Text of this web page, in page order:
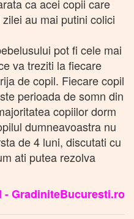
ca acei copii care
au mai putini colici
pot fi cele mai
va treziti la fiecare
de copil. Fiecare copil
perioada de somn din
copiilor dorm
dumneavoastra nu
de 4 luni, discutati cu
ati putea rezolva
- GradiniteBucuresti.ro